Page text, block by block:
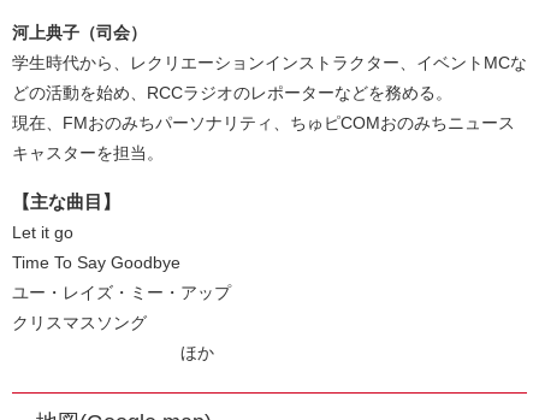
河上典子（司会）
学生時代から、レクリエーションインストラクター、イベントMCな
どの活動を始め、RCCラジオのレポーターなどを務める。
現在、FMおのみちパーソナリティ、ちゅピCOMおのみちニュース
キャスターを担当。
【主な曲目】
Let it go
Time To Say Goodbye
ユー・レイズ・ミー・アップ
クリスマスソング
ほか